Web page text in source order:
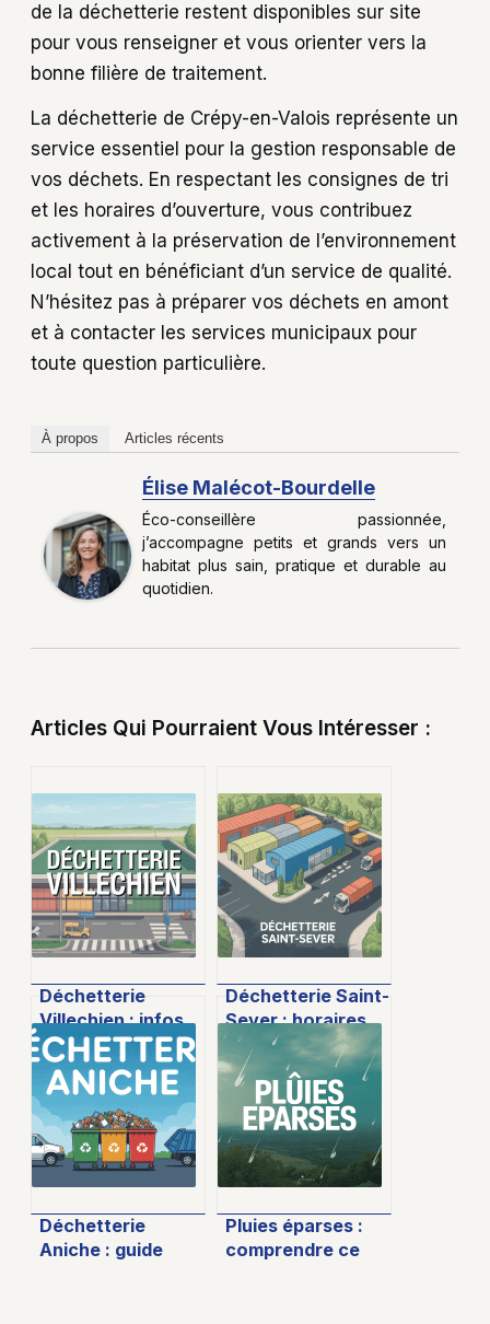
de la déchetterie restent disponibles sur site
pour vous renseigner et vous orienter vers la
bonne filière de traitement.
La déchetterie de Crépy-en-Valois représente un
service essentiel pour la gestion responsable de
vos déchets. En respectant les consignes de tri
et les horaires d’ouverture, vous contribuez
activement à la préservation de l’environnement
local tout en bénéficiant d’un service de qualité.
N’hésitez pas à préparer vos déchets en amont
et à contacter les services municipaux pour
toute question particulière.
À propos Articles récents
Élise Malécot-Bourdelle
Éco-conseillère passionnée,
j’accompagne petits et grands vers un
habitat plus sain, pratique et durable au
quotidien.
Articles Qui Pourraient Vous Intéresser :
Déchetterie
Villechien : infos
pratiques,
horaires et
services
essentiels
Déchetterie Saint-
Sever : horaires,
accès et bons
gestes pour mieux
trier
Déchetterie
Aniche : guide
Pluies éparses :
comprendre ce